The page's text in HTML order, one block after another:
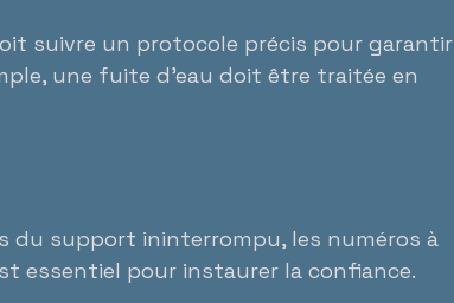
suivre un protocole précis pour garantir
une fuite d’eau doit être traitée en
du support ininterrompu, les numéros à
essentiel pour instaurer la confiance.